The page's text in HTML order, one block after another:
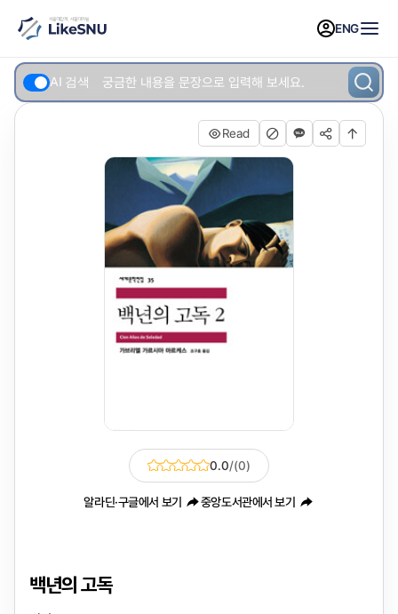
content)
ENG
AI 검색
0.0/(0)
알라딘·구글에서 보기 중앙도서관에서 보기
백년의 고독
Read